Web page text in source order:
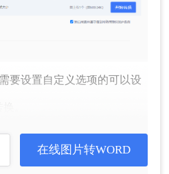
要设置自定义选项的可以设
在线图片转WORD